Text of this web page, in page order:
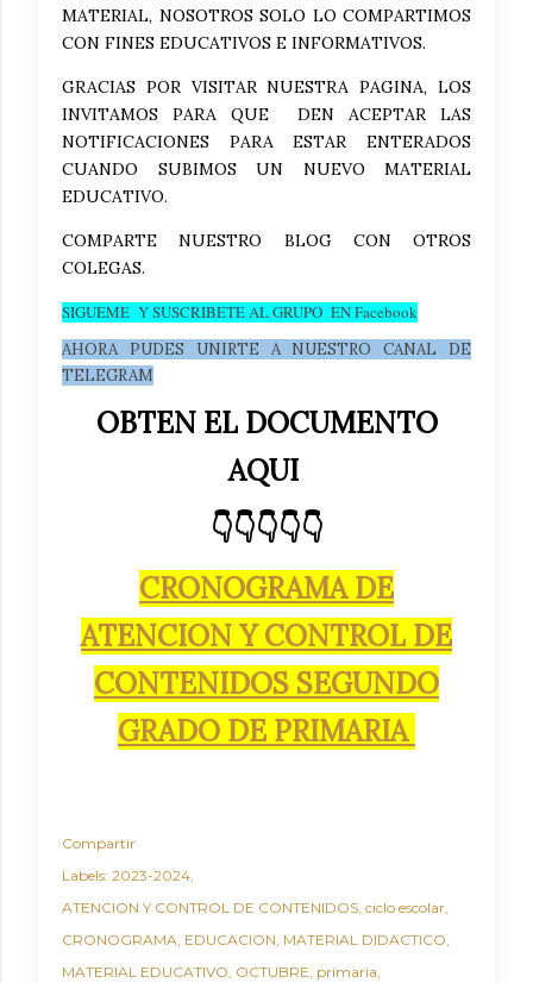
MATERIAL, NOSOTROS SOLO LO COMPARTIMOS
CON FINES EDUCATIVOS E INFORMATIVOS.
GRACIAS POR VISITAR NUESTRA PAGINA, LOS
INVITAMOS PARA QUE DEN ACEPTAR LAS
NOTIFICACIONES PARA ESTAR ENTERADOS
CUANDO SUBIMOS UN NUEVO MATERIAL
EDUCATIVO.
COMPARTE NUESTRO BLOG CON OTROS
COLEGAS.
SIGUEME Y SUSCRIBETE AL GRUPO EN Facebook
AHORA PUDES UNIRTE A NUESTRO CANAL DE
TELEGRAM
OBTEN EL DOCUMENTO
AQUI
👇👇👇👇👇
CRONOGRAMA DE
ATENCION Y CONTROL DE
CONTENIDOS SEGUNDO
GRADO DE PRIMARIA
Compartir
Labels: 2023-2024
ATENCION Y CONTROL DE CONTENIDOS ciclo escolar
CRONOGRAMA EDUCACION MATERIAL DIDACTICO
MATERIAL EDUCATIVO OCTUBRE primaria